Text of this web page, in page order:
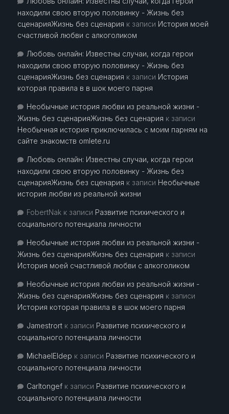
находили свою вторую половинку - Жизнь без
сценарияЖизнь без сценария к записи История моей
счастливой любви с алкоголиком
Любовь онлайн: Известны случаи, когда герои
находили свою вторую половинку - Жизнь без
сценарияЖизнь без сценария к записи История
которая правила в в шок моего парня
Необычные история любви из реальной жизни -
Жизнь без сценарияЖизнь без сценария к записи
Необычная история приключилась с моим парням на
сайте знакомств omlete.ru
Любовь онлайн: Известны случаи, когда герои
находили свою вторую половинку - Жизнь без
сценарияЖизнь без сценария к записи Необычные
история любви из реальной жизни
FobertNakк записи Развитие психического и
социального потенциала личности
Необычные история любви из реальной жизни -
Жизнь без сценарияЖизнь без сценария к записи
История моей счастливой любви с алкоголиком
Необычные история любви из реальной жизни -
Жизнь без сценарияЖизнь без сценария к записи
История которая правила в в шок моего парня
Jamestrortк записи Развитие психического и
социального потенциала личности
MichaelEldep к записи Развитие психического и
социального потенциала личности
Carltongefк записи Развитие психического и
социального потенциала личности